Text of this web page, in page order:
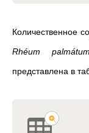
Количественное
Rhéum
представлена в